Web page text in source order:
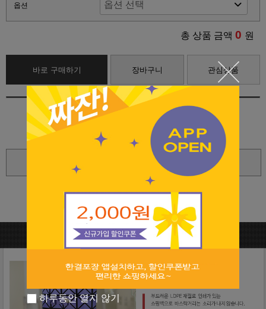
옵션
총 상품 금액 0 원
바로 구매하기 장바구니 관심상품
확대보기
상세 정보를 확대해 보실 수 있습니다
하루동안 열지 않기